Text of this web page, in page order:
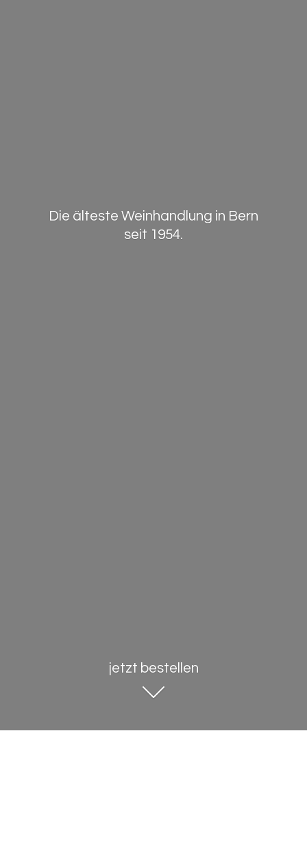
Die älteste Weinhandlung in Bern
seit 1954.
jetzt bestellen